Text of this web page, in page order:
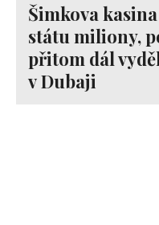
Šimkova
státu miliony,
přitom dál
v Dubaji